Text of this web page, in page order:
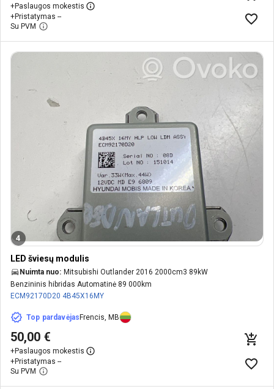
+Paslaugos mokestis
+Pristatymas --
Su PVM
4
LED šviesų modulis
Nuimta nuo: Mitsubishi Outlander 2016 2000cm3 89kW
Benzininis hibridas Automatinė 89 000km
ECM92170D20 4B45X16MY
Top pardavėjasFrencis, MB
50,00 €
+Paslaugos mokestis
+Pristatymas --
Su PVM